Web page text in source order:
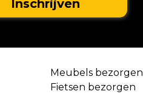
Meubels bezorgen
Fietsen bezorgen